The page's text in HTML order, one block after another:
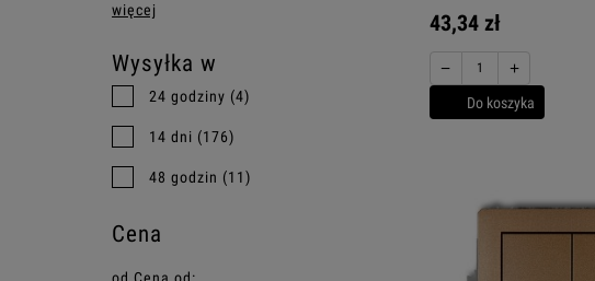
więcej
Wysyłka w
24 godziny (4)
14 dni (176)
48 godzin (11)
Cena
od Cena od:
43,34 zł
− +
Do koszyka